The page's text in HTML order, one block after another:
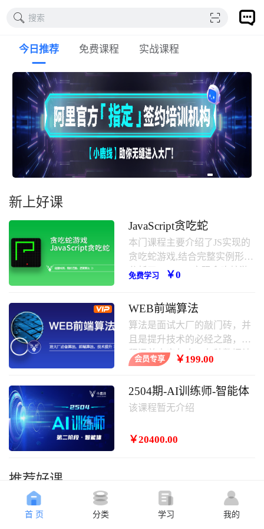
搜索
今日推荐 免费课程 实战课程
新上好课
JavaScript贪吃蛇
本门课程主要介绍了JS实现的
贪吃蛇游戏,结合完整实例形式
分析了javascript实现贪吃蛇游
下。
免费学习 ￥0
WEB前端算法
算法是面试大厂的敲门砖，并
且是提升技术的必经之路，课
程涵盖内容包含：各种数据结
构，常用算法，其中涵盖大厂
会员专享 ￥199.00
2504期-AI训练师-智能体
该课程暂无介绍
￥20400.00
推荐好课
首 页 分类 学习 我的